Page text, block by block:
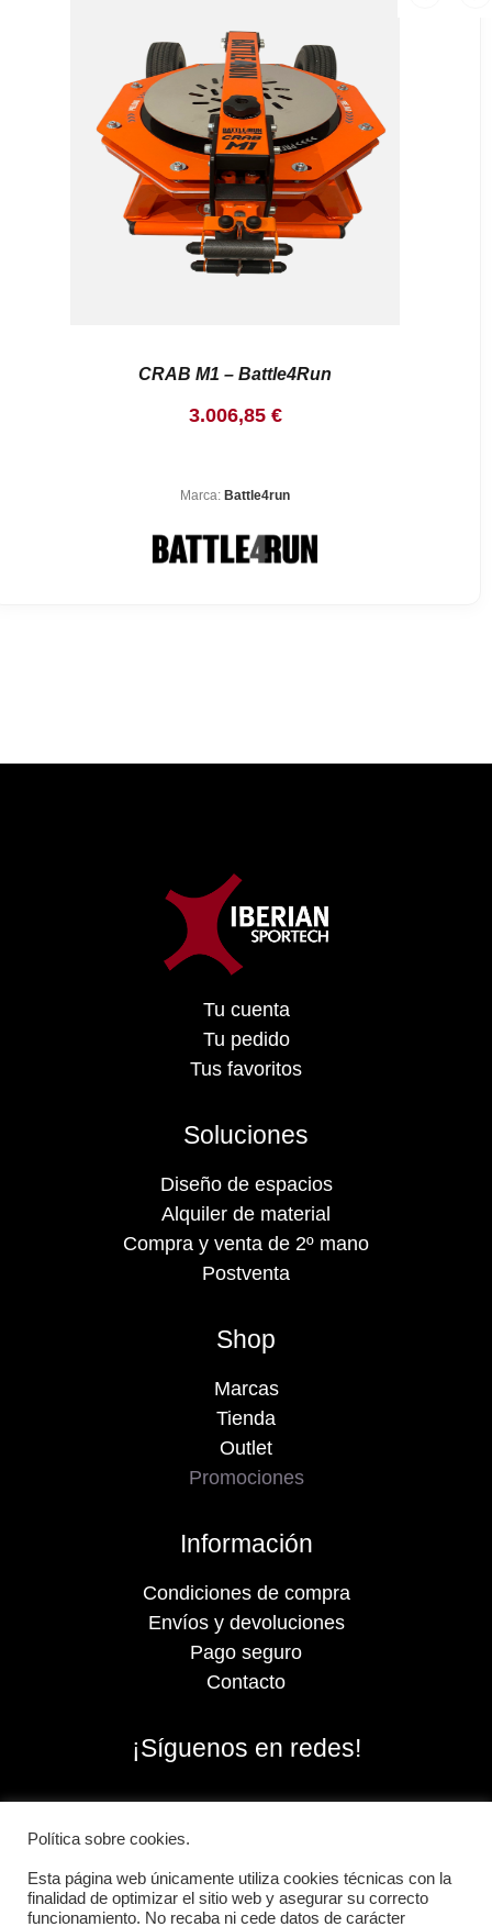
CRAB M1 – Battle4Run
3.006,85 €
Marca: Battle4run
Tu cuenta
Tu pedido
Tus favoritos
Soluciones
Diseño de espacios
Alquiler de material
Compra y venta de 2º mano
Postventa
Shop
Marcas
Tienda
Outlet
Promociones
Información
Condiciones de compra
Envíos y devoluciones
Pago seguro
Contacto
¡Síguenos en redes!
Política sobre cookies.
Esta página web únicamente utiliza cookies técnicas con la
finalidad de optimizar el sitio web y asegurar su correcto
funcionamiento. No recaba ni cede datos de carácter